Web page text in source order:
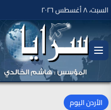
السبت، ٨ أغسطس ٢٠٢٦
الأردن اليوم